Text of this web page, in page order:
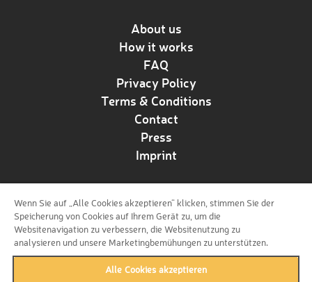
About us
How it works
FAQ
Privacy Policy
Terms & Conditions
Contact
Press
Imprint
Follow us!
Wenn Sie auf „Alle Cookies akzeptieren“ klicken, stimmen Sie der
Speicherung von Cookies auf Ihrem Gerät zu, um die
Websitenavigation zu verbessern, die Websitenutzung zu
analysieren und unsere Marketingbemühungen zu unterstützen.
Alle Cookies akzeptieren